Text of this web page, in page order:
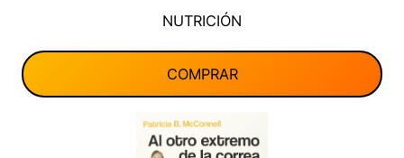
NUTRICIÓN
COMPRAR